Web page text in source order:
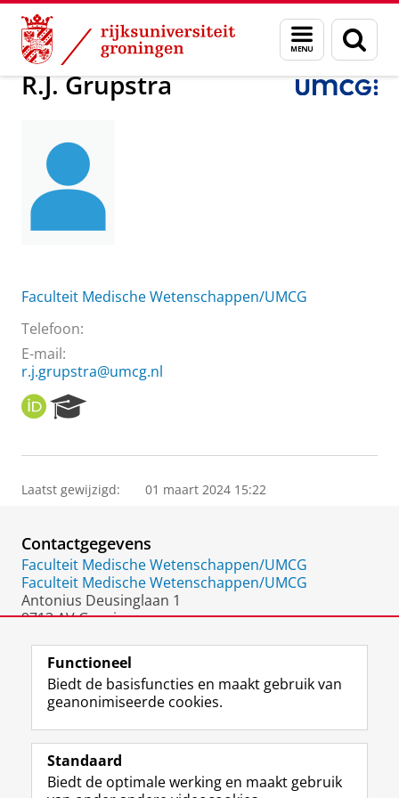
Skip
Content
Skip
Navigation
Menu
en
zoeken
Over ons R.J. Grupstra
R.J. Grupstra
Faculteit Medische Wetenschappen/UMCG
Telefoon:
E-mail:
r.j.grupstra@umcg.nl
O
R
I
e
r
P
o
r
t
a
Laatst gewijzigd: 01 maart 2024 15:22
Contactgegevens
Faculteit Medische Wetenschappen/UMCG
Faculteit Medische Wetenschappen/UMCG
Antonius Deusinglaan 1
9713 AV Groningen
Volg de RUG
F
a
e
L
i
k
R
S
-
I
n
t
Y
o
T
Studiekiezers
Functioneel
Biedt de basisfuncties en maakt gebruik van
geanonimiseerde cookies.
Standaard
Biedt de optimale werking en maakt gebruik